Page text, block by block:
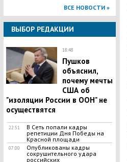
ВСЕ НОВОСТИ »
ВЫБОР РЕДАКЦИИ
18:48
Пушков
объяснил,
почему мечты
США об
"изоляции России в ООН" не
осуществятся
22:51
В Сеть попали кадры
репетиции Дня Победы на
Красной площади
07:00
Опубликованы кадры
сокрушительного удара
российских